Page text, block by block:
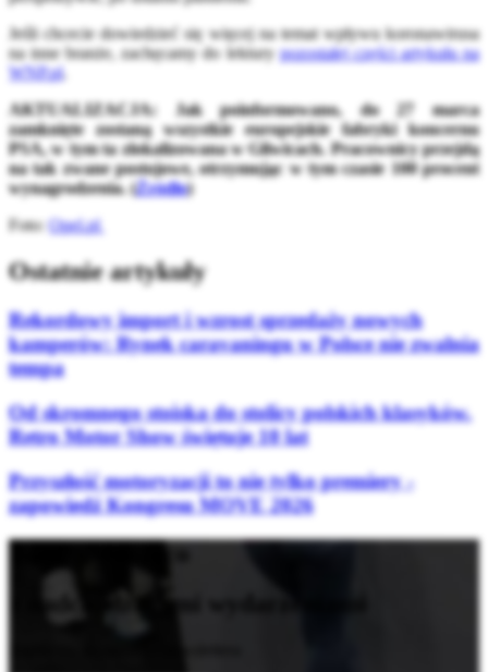
Jeśli chcecie dowiedzieć się więcej na temat wpływu koronawirusa
na inne branże, zachęcamy do lekturypozostałej części artykułu na
WNP.pl.
AKTUALIZACJA: Jak poinformowano, do 27 marca
zamknięte zostaną wszystkie europejskie fabryki koncernu
PSA, w tym ta zlokalizowana w Gliwicach. Pracownicy przejdą
na tak zwane postojowe, otrzymując w tym czasie 100 procent
wynagrodzenia. (Źródło)
Foto:Opel.pl
Ostatnie artykuły
Rekordowy import i wzrost sprzedaży nowych
kamperów: Rynek caravaningu w Polsce nie zwalnia
tempa
Od skromnego stoiska do stolicy polskich klasyków.
Retro Motor Show świętuje 10 lat
Przyszłość motoryzacji to nie tylko premiery -
zapowiedź Kongresu MOVE 2026
Bądź na bieżąco
z nadchodzącymi wydarzeniami